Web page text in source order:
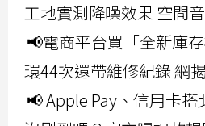
工地實測降噪效果 空間
📢電商平台買「全新庫
環44次還帶維修紀錄 網
📢 Apple Pay、信用卡